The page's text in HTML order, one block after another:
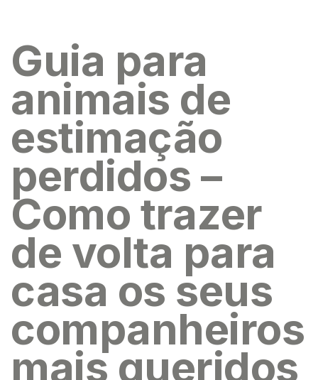
Guia para
animais de
estimação
perdidos –
Como trazer
de volta para
casa os seus
companheiros
mais queridos